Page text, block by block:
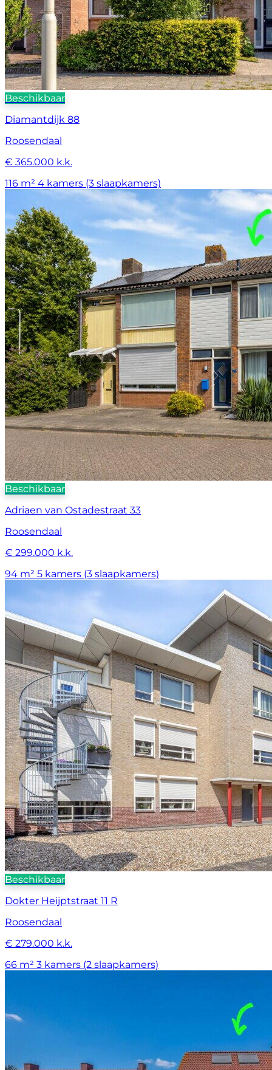
Beschikbaar
Diamantdijk 88
Roosendaal
€ 365.000 k.k.
116 m² 4 kamers (3 slaapkamers)
Beschikbaar
Adriaen van Ostadestraat 33
Roosendaal
€ 299.000 k.k.
94 m² 5 kamers (3 slaapkamers)
Beschikbaar
Dokter Heijptstraat 11 R
Roosendaal
€ 279.000 k.k.
66 m² 3 kamers (2 slaapkamers)